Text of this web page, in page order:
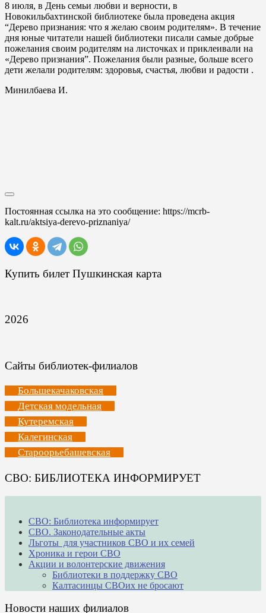
8 июля, в День семьи любви и верности, в
Новокильбахтинской библиотеке была проведена акция
“Дерево признания: что я желаю своим родителям». В течение
дня юные читатели нашей библиотеки писали самые добрые
пожелания своим родителям на листочках и приклеивали на
«Дерево признания”. Пожелания были разные, больше всего
дети желали родителям: здоровья, счастья, любви и радости .
Минилбаева И.
Постоянная ссылка на это сообщение: https://mcrb-
kalt.ru/aktsiya-derevo-priznaniya/
Купить билет Пушкинская карта
2026
Сайты библиотек-филиалов
Большекачаковская
Детская модельная
Кутеремская
Калегинская
Староорьебашевская
СВО: БИБЛИОТЕКА ИНФОРМИРУЕТ
СВО: Библиотека информирует
СВО. Законодательные акты
Льготы для участников СВО и их семей
Хроника и герои СВО
Акции и волонтерские движения
Библиотеки в поддержку СВО
Калтасинцы СВОих не бросают
Новости наших филиалов